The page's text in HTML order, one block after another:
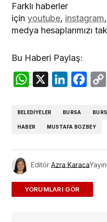
Farklı haberler
için youtube, instagram,
medya hesaplarımızı
Bu Haberi Paylaş:
WhatsApp
X
BELEDIYELER BURSA
HABER MUSTAFA BOZBEY
Editör Azra Karaca
ADD A COMMENT